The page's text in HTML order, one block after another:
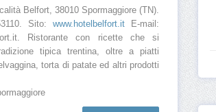
Belfort, 38010 Spormaggiore (TN).
Sito: www.hotelbelfort.it E-mail:
Ristorante con ricette che si
tipica trentina, oltre a piatti
torta di patate ed altri prodotti